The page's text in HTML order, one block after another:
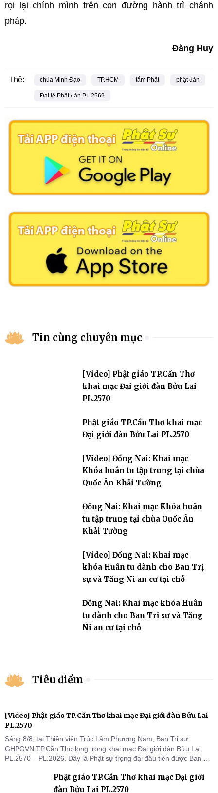
rọi lại chính mình trên con đường hành trì chánh
pháp.
Đăng Huy
Thẻ: chùa Minh Đạo TP.HCM tắm Phật phật đản
Đại lễ Phật đản PL.2569
Tin cùng chuyên mục
[Video] Phật giáo TP.Cần Thơ
khai mạc Đại giới đàn Bửu Lai
PL.2570
Phật giáo TP.Cần Thơ khai mạc
Đại giới đàn Bửu Lai PL.2570
[Video] Đồng Nai: Khai mạc
Khóa huân tu tập trung tại chùa
Quốc Ân Khải Tường
Đồng Nai: Khai mạc Khóa huân
tu tập trung tại chùa Quốc Ân
Khải Tường
[Video] Đồng Nai: Khai mạc
khóa Huân tu dành cho Ban Trị
sự và Tăng Ni an cư tại chỗ
Đồng Nai: Khai mạc khóa Huân
tu dành cho Ban Trị sự và Tăng
Ni an cư tại chỗ
Tiêu điểm
[Video] Phật giáo TP.Cần Thơ khai mạc Đại giới đàn Bửu Lai
PL.2570
Sáng 8/8, tại Thiền viện Trúc Lâm Phương Nam, Ban Trị sự
GHPGVN TP.Cần Thơ long trọng khai mạc Đại giới đàn Bửu Lai
PL.2570 – PL.2026. Đây là Phật sự trọng đại đầu tiên được Ban Trị
thứ I, thể hiện sự quan tâm đối với công tác truyền giới, đào tạo
Tăng tài và tiếp nối mạng mạch Tăng-g
Phật giáo TP.Cần Thơ khai mạc Đại giới
đàn Bửu Lai PL.2570